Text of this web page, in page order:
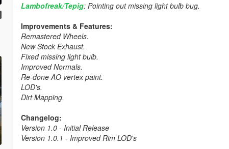
Lambofreak/Tepig: Pointing out missing light bulb bug.
Improvements & Features:
Remastered Wheels.
New Stock Exhaust.
Fixed missing light bulb.
Improved Normals.
Re-done AO vertex paint.
LOD's.
Dirt Mapping.
Changelog:
Version 1.0 - Initial Release
Version 1.0.1 - Improved Rim LOD's